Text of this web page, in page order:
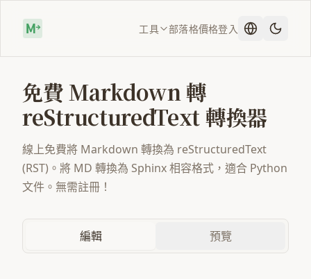
工具 部落格價格登入
免費 Markdown 轉
reStructuredText 轉換器
線上免費將 Markdown 轉換為 reStructuredText
(RST)。將 MD 轉換為 Sphinx 相容格式，適合 Python
文件。無需註冊！
編輯 預覽